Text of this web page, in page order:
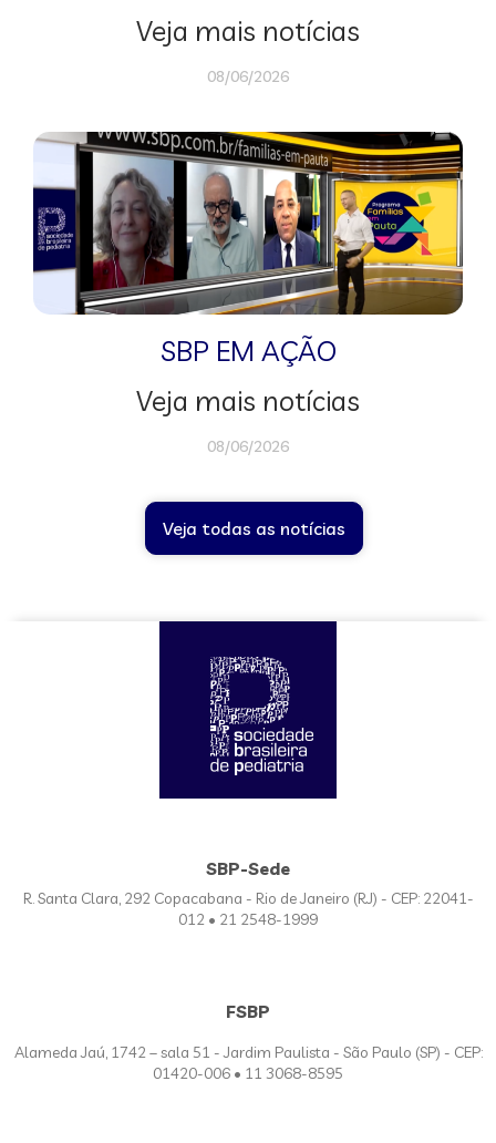
Veja mais notícias
08/06/2026
SBP EM AÇÃO
Veja mais notícias
08/06/2026
Veja todas as notícias
SBP-Sede
R. Santa Clara, 292 Copacabana - Rio de Janeiro (RJ) - CEP: 22041-
012 • 21 2548-1999
FSBP
Alameda Jaú, 1742 – sala 51 - Jardim Paulista - São Paulo (SP) - CEP:
01420-006 • 11 3068-8595